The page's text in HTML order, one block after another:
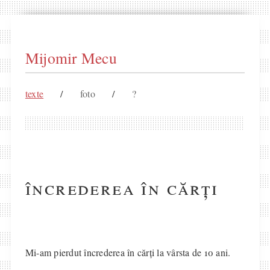
Mijomir Mecu
texte / foto / ?
încrederea în cărți
Mi-am pierdut încrederea în cărți la vârsta de 10 ani.